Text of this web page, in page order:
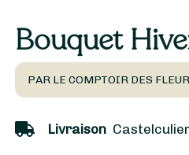
Bouquet
PAR LE COMPTOIR DES
LivraisonCastelculier